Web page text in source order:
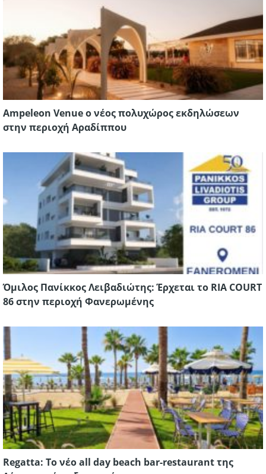
Ampeleon Venue ο νέος πολυχώρος εκδηλώσεων
στην περιοχή Αραδίππου
Όμιλος Πανίκκος Λειβαδιώτης: Έρχεται το RIA COURT
86 στην περιοχή Φανερωμένης
Regatta: Το νέο all day beach bar-restaurant της